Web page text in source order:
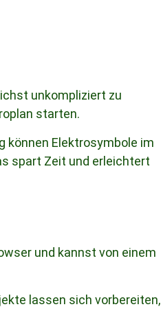
unkompliziert zu
starten.
können Elektrosymbole im
spart Zeit und erleichtert
und kannst von einem
lassen sich vorbereiten,